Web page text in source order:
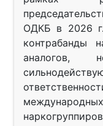
ОДКБ в 2026
контрабанды
аналогов,